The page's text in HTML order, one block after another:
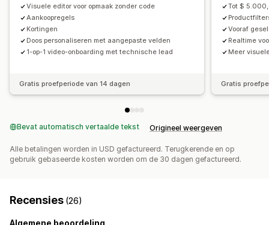
Visuele editor voor opmaak zonder code
Aankoopregels
Kortingen
Doos personaliseren met aangepaste velden
1-op-1 video-onboarding met technische lead
Gratis proefperiode van 14 dagen
Tot $
Vooraf
Realtime
Meer
Gratis
Bevat automatisch vertaalde tekst Origineel weergeven
Alle betalingen worden in USD gefactureerd. Terugkerende en op
gebruik gebaseerde kosten worden om de 30 dagen gefactureerd.
Recensies (26)